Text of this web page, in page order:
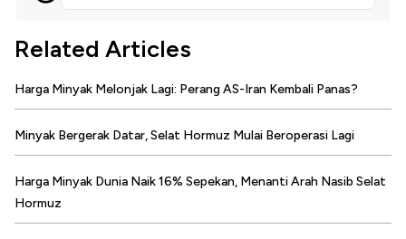
Related Articles
Harga Minyak Melonjak Lagi: Perang AS-Iran Kembali Panas?
Minyak Bergerak Datar, Selat Hormuz Mulai Beroperasi Lagi
Harga Minyak Dunia Naik 16% Sepekan, Menanti Arah Nasib Selat
Hormuz